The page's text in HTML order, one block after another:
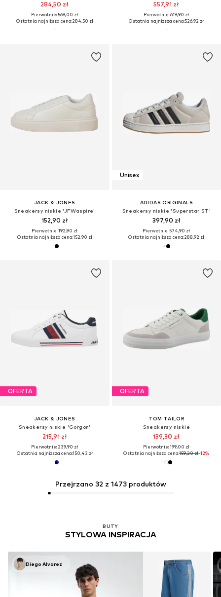
284,50 zł
Pierwotnie: 569,00 zł
Ostatnia najniższa cena:284,50 zł
557,91 zł
Pierwotnie: 619,90 zł
Ostatnia najniższa cena:526,92 zł
JACK & JONES
Sneakersy niskie 'JFWaspire'
152,90 zł
Pierwotnie: 192,90 zł
Ostatnia najniższa cena:152,90 zł
Unisex
ADIDAS ORIGINALS
Sneakersy niskie 'Superstar ST'
397,90 zł
Pierwotnie: 574,90 zł
Ostatnia najniższa cena:288,92 zł
OFERTA
JACK & JONES
Sneakersy niskie 'Gorgon'
215,91 zł
Pierwotnie: 239,90 zł
Ostatnia najniższa cena:150,43 zł
OFERTA
TOM TAILOR
Sneakersy niskie
139,30 zł
Pierwotnie: 199,00 zł
Ostatnia najniższa cena:159,20 zł-12%
Przejrzano 32 z 1473 produktów
BUTY
STYLOWA INSPIRACJA
Diego Alvarez